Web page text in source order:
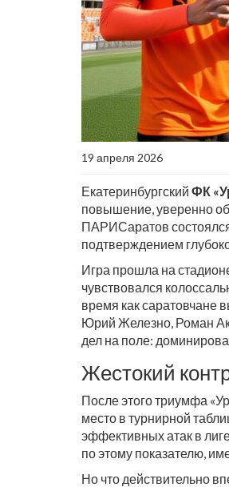
19 апреля 2026
Екатеринбургский ФК
повышение, уверенно
ПАРИСаратов
подтверждением
Игра прошла на
чувствовался
время как саратовчане
Юрий Железно, Роман
дел на поле:
Жестокий
После этого триумфа
место в турнирной
эффективных атак в
по этому показателю,
Но что действительно